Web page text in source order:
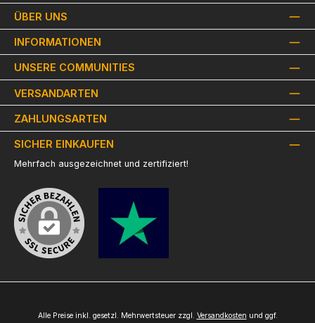
ÜBER UNS
INFORMATIONEN
UNSERE COMMUNITIES
VERSANDARTEN
ZAHLUNGSARTEN
SICHER EINKAUFEN
Mehrfach ausgezeichnet und zertifiziert!
Alle Preise inkl. gesetzl. Mehrwertsteuer zzgl. Versandkosten und ggf.